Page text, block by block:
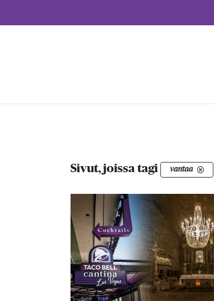
Sivut, joissa tagi vantaa